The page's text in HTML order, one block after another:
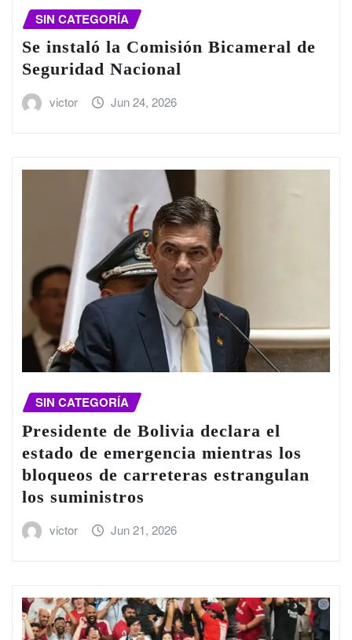
SIN CATEGORÍA
Se instaló la Comisión Bicameral de
Seguridad Nacional
victor Jun 24, 2026
SIN CATEGORÍA
Presidente de Bolivia declara el
estado de emergencia mientras los
bloqueos de carreteras estrangulan
los suministros
victor Jun 21, 2026